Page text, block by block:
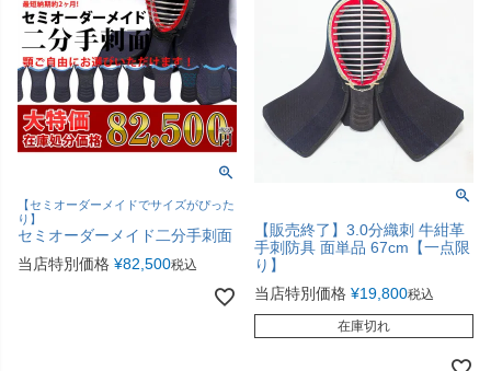
【セミオーダーメイドでサイズがぴった
り】
セミオーダーメイド二分手刺面
当店特別価格 ¥82,500税込
【販売終了】3.0分織刺 牛紺革
手刺防具 面単品 67cm【一点限
り】
当店特別価格 ¥19,800税込
在庫切れ